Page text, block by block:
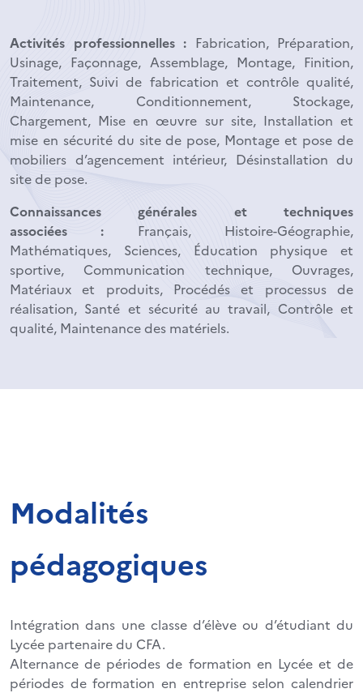
Activités professionnelles : Fabrication, Préparation,
Usinage, Façonnage, Assemblage, Montage, Finition,
Traitement, Suivi de fabrication et contrôle qualité,
Maintenance, Conditionnement, Stockage,
Chargement, Mise en œuvre sur site, Installation et
mise en sécurité du site de pose, Montage et pose de
mobiliers d’agencement intérieur, Désinstallation du
site de pose.
Connaissances générales et techniques
associées : Français, Histoire-Géographie,
Mathématiques, Sciences, Éducation physique et
sportive, Communication technique, Ouvrages,
Matériaux et produits, Procédés et processus de
réalisation, Santé et sécurité au travail, Contrôle et
qualité, Maintenance des matériels.
Modalités
pédagogiques
Intégration dans une classe d’élève ou d’étudiant du
Lycée partenaire du CFA.
Alternance de périodes de formation en Lycée et de
périodes de formation en entreprise selon calendrier